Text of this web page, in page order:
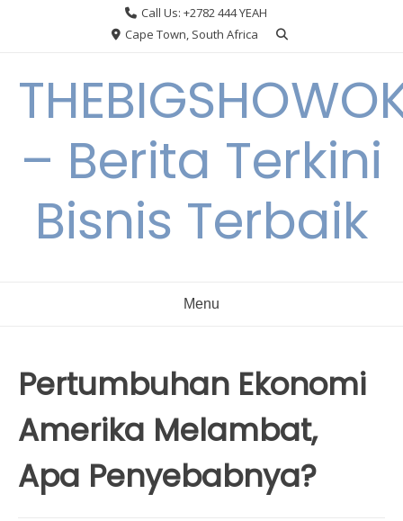
Call Us: +2782 444 YEAH
Cape Town, South Africa
– Berita Terkini
Bisnis Terbaik
Menu
Pertumbuhan Ekonomi
Amerika Melambat,
Apa Penyebabnya?